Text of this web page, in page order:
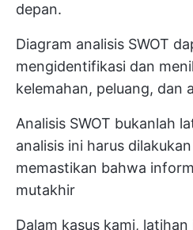
depan.
Diagram analisis SWOT
mengidentifikasi dan
kelemahan, peluang, dan
Analisis SWOT bukanlah
analisis ini harus
memastikan bahwa
mutakhir
Dalam kasus kami,